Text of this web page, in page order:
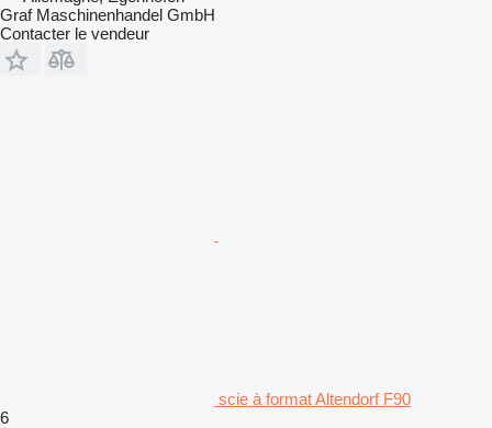
Graf Maschinenhandel GmbH
Contacter le vendeur
scie à format Altendorf F90
6